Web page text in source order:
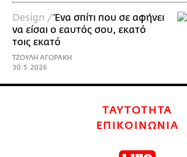
Design /Ένα σπίτι που σε αφήνει
να είσαι ο εαυτός σου, εκατό
τοις εκατό
ΤΖΟΥΛΗ ΑΓΟΡΑΚΗ
30.5.2026
ΤΑΥΤΟΤΗΤΑ
ΕΠΙΚΟΙΝΩΝΙΑ